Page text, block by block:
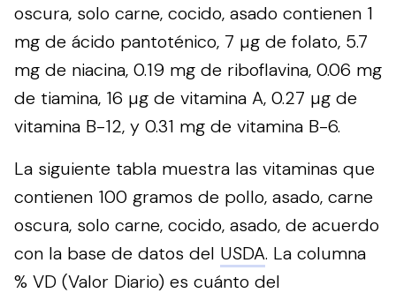
oscura, solo carne, cocido, asado contienen 1
mg de ácido pantoténico, 7 µg de folato, 5.7
mg de niacina, 0.19 mg de riboflavina, 0.06 mg
de tiamina, 16 µg de vitamina A, 0.27 µg de
vitamina B-12, y 0.31 mg de vitamina B-6.
La siguiente tabla muestra las vitaminas que
contienen 100 gramos de pollo, asado, carne
oscura, solo carne, cocido, asado, de acuerdo
con la base de datos del USDA. La columna
% VD (Valor Diario) es cuánto del